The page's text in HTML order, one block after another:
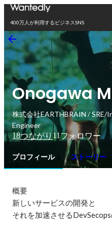
400万人が利用するビジネスSNS
Onogawa
株式会社EARTHBRAIN /
Engineer
18つながり11フォロワー
プロフィール ストーリー
概要
新しいサービスの開発と
それを加速させる